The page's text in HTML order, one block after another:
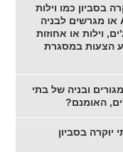
בסביון כמו וילות
בסביון? בתים מפוארים בנויים AS IS או מגרשים לבניה
וילות או אחוזות
הצעות במסגרת
ובניה של בתי
האומנם?
יוקרה בסביון